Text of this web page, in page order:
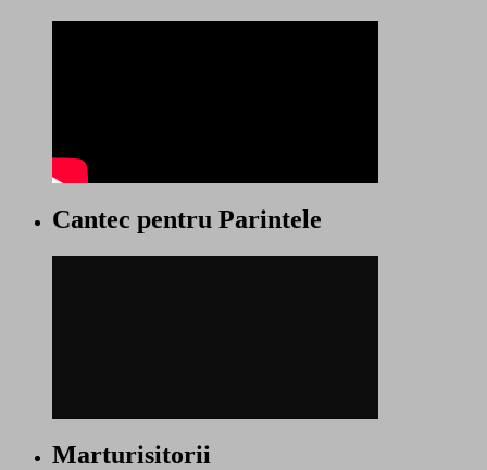
Cantec pentru Parintele
Marturisitorii